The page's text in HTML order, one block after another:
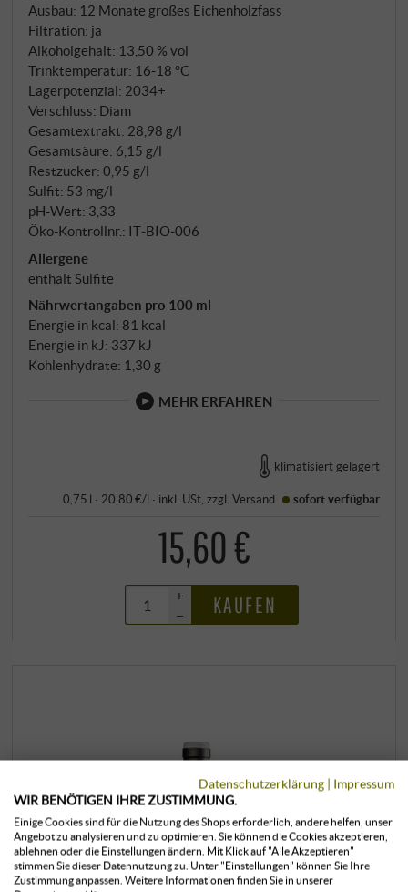
Ausbau: 12 Monate großes Eichenholzfass
Filtration: ja
Alkoholgehalt: 13,50 % vol
Trinktemperatur: 16‑18 °C
Lagerpotenzial: 2034+
Verschluss: Diam
Gesamtextrakt: 28,98 g/l
Gesamtsäure: 6,15 g/l
Restzucker: 0,95 g/l
Sulfit: 53 mg/l
pH-Wert: 3,33
Öko-Kontrollnr.: IT‑BIO‑006
Allergene
enthält Sulfite
Nährwertangaben pro 100 ml
Energie in kcal: 81 kcal
Energie in kJ: 337 kJ
Kohlenhydrate: 1,30 g
MEHR ERFAHREN
klimatisiert gelagert
0,75 l · 20,80 €/l · inkl. USt, zzgl.Versand sofort verfügbar
15,60 €
+
–
KAUFEN
Datenschutzerklärung | Impressum
WIR BENÖTIGEN IHRE ZUSTIMMUNG.
Einige Cookies sind für die Nutzung des Shops erforderlich, andere helfen, unser
Angebot zu analysieren und zu optimieren. Sie können die Cookies akzeptieren,
ablehnen oder die Einstellungen ändern. Mit Klick auf "Alle Akzeptieren"
stimmen Sie dieser Datennutzung zu. Unter "Einstellungen" können Sie Ihre
Zustimmung anpassen. Weitere Informationen finden Sie in unserer